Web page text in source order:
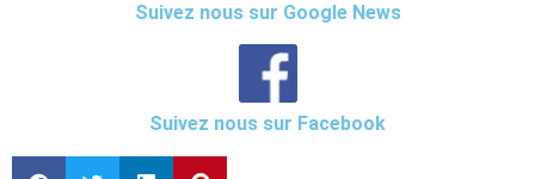
Suivez nous sur Google News
Suivez nous sur Facebook